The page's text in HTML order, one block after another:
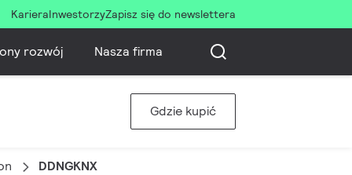
KarieraInwestorzyZapisz się do newslettera
rozwój Nasza firma
Gdzie kupić
DDNGKNX